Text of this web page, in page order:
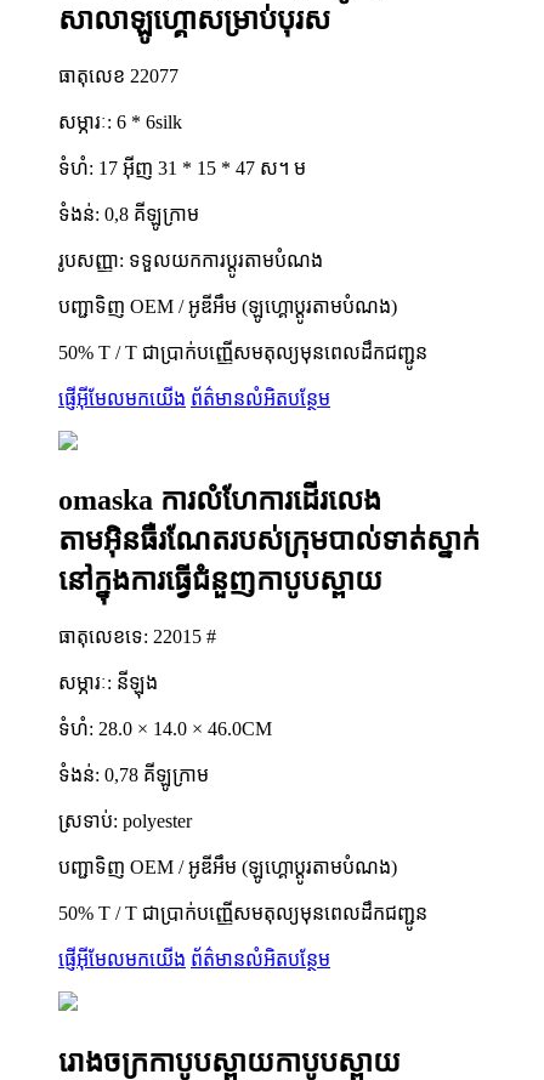
សាលាឡូហ្គោសម្រាប់បុរស
ធាតុលេខ 22077
សម្ភារៈ: 6 * 6silk
ទំហំ: 17 អ៊ីញ 31 * 15 * 47 ស។ ម
ទំងន់: 0,8 គីឡូក្រាម
រូបសញ្ញា: ទទួលយកការប្តូរតាមបំណង
បញ្ជាទិញ OEM / អូឌីអឹម (ឡូហ្គោប្តូរតាមបំណង)
50% T / T ជាប្រាក់បញ្ញើសមតុល្យមុនពេលដឹកជញ្ជូន
ផ្ញើអ៊ីមែលមកយើង ព័ត៌មានលំអិតបន្ថែម
omaska ​​ការលំហែការដើរលេង
តាមអ៊ិនធឺរណែតរបស់ក្រុមបាល់ទាត់ស្នាក់
នៅក្នុងការធ្វើជំនួញកាបូបស្ពាយ
ធាតុលេខទេ: 22015 #
សម្ភារៈ: នីឡុង
ទំហំ: 28.0 × 14.0 × 46.0CM
ទំងន់: 0,78 គីឡូក្រាម
ស្រទាប់: polyester
បញ្ជាទិញ OEM / អូឌីអឹម (ឡូហ្គោប្តូរតាមបំណង)
50% T / T ជាប្រាក់បញ្ញើសមតុល្យមុនពេលដឹកជញ្ជូន
ផ្ញើអ៊ីមែលមកយើង ព័ត៌មានលំអិតបន្ថែម
រោងចក្រកាបូបស្ពាយកាបូបស្ពាយ